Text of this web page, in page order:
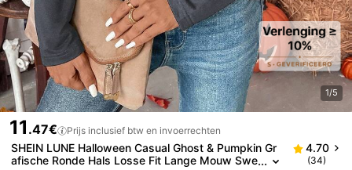
1/5
11 .47€ Prijs inclusief btw en invoerrechten
SHEIN LUNE Halloween Casual Ghost & Pumpkin Gr
afische Ronde Hals Losse Fit Lange Mouw Swe
4.70
(34)